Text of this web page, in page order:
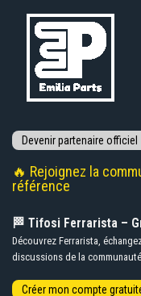
🔥 Rejoignez la
référence
🏁 Tifosi Ferrarista –
Découvrez Ferrarista,
discussions de la